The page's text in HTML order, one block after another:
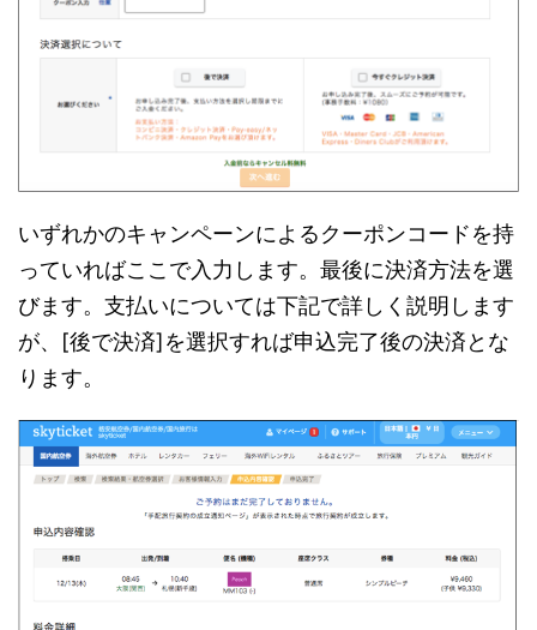
いずれかのキャンペーンによるクーポンコードを持
っていればここで入力します。最後に決済方法を選
びます。支払いについては下記で詳しく説明します
が、[後で決済]を選択すれば申込完了後の決済とな
ります。